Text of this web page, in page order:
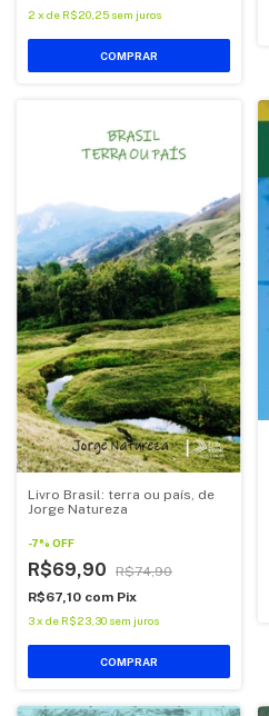
2 x de R$20,25 sem juros
COMPRAR
Livro Brasil: terra ou país, de
Jorge Natureza
-7% OFF
R$69,90
R$74,90
R$67,10 com Pix
3x de R$23,30 sem juros